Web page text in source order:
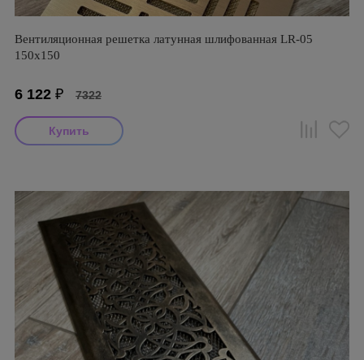
Вентиляционная решетка латунная шлифованная LR-05
150х150
6 122 ₽ 7322